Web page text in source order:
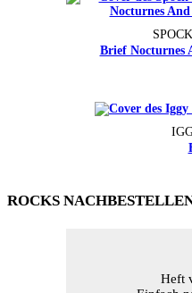
Brief Nocturnes
ROCKS
Heft